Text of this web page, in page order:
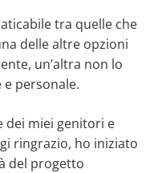
tra quelle che
delle altre opzioni
un’altra non lo
personale.
dei miei genitori e
ringrazio, ho iniziato
del progetto